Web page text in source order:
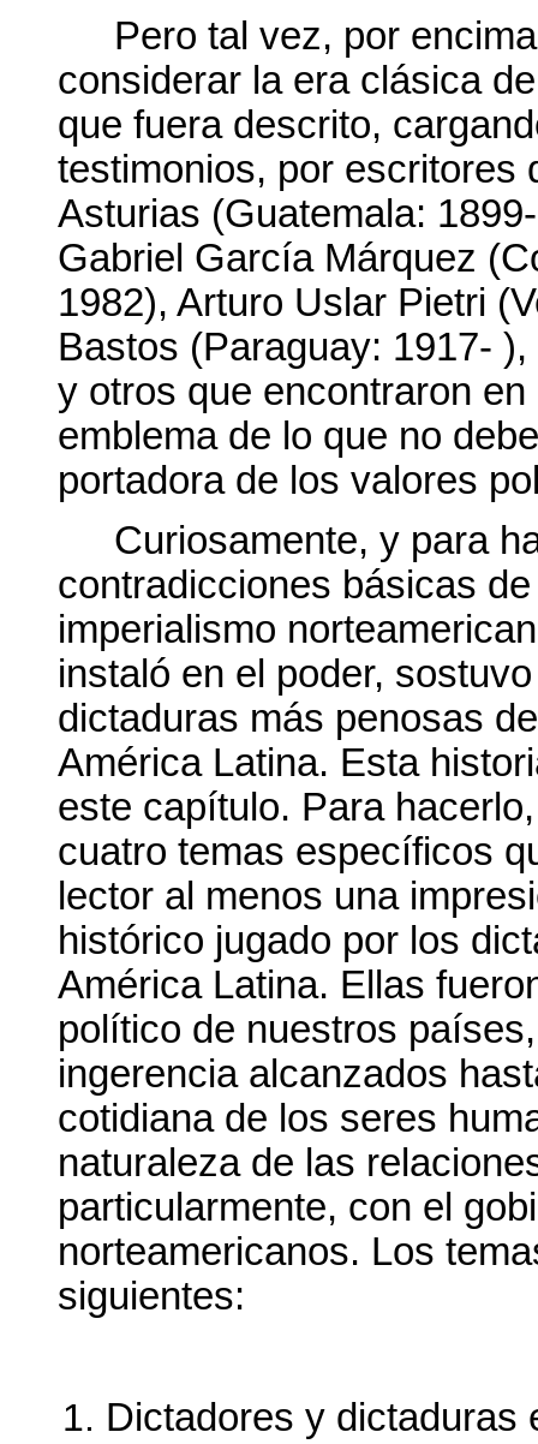
Pero tal vez, por
considerar la era clásica
que fuera descrito,
testimonios, por escritores
Asturias (Guatemala:
Gabriel García Márquez
1982), Arturo Uslar Pietri
Bastos (Paraguay: 1917-
y otros que encontraron
emblema de lo que no
portadora de los valores
Curiosamente, y para
contradicciones básicas
imperialismo
instaló en el poder,
dictaduras más penosas
América Latina. Esta
este capítulo. Para
cuatro temas específicos
lector al menos una
histórico jugado por los
América Latina. Ellas
político de nuestros
ingerencia alcanzados
cotidiana de los seres
naturaleza de las
particularmente, con el
norteamericanos. Los
siguientes:
Dictadores y dictaduras